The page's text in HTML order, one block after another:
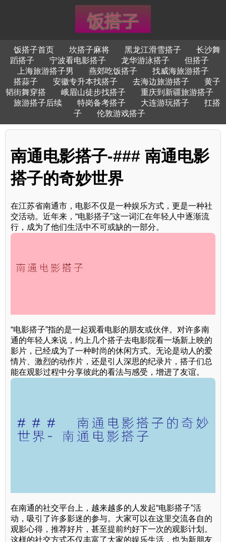
饭搭子首页 坎搭子麻将 黑龙江滑雪搭子
长沙舞
蹈搭子
宁波看电影搭子 龙华游泳搭子
但搭子
上海旅游搭子男
燕郊吃饭搭子
找威海旅游搭子
搭蒜子
安徽专升本找搭子 去海边旅游搭子
黄子
韬街舞穿搭
峨眉山徒步找搭子
重庆到新疆旅游搭子
旅游搭子后续
特岗备考搭子 大连游玩搭子
扛搭
子
伦敦游戏搭子
南通电影搭子-### 南通电影
搭子的奇妙世界
在江苏省南通市，电影不仅是一种娱乐方式，更是一种社
交活动。近年来，“电影搭子”这一词汇在年轻人中逐渐流
行，成为了他们生活中不可或缺的一部分。
“电影搭子”指的是一起观看电影的朋友或伙伴。对许多南
通的年轻人来说，约上几个搭子去电影院看一场新上映的
影片，已经成为了一种时尚的休闲方式。无论是动人的爱
情片、激烈的动作片，还是引人深思的纪录片，搭子们总
能在观影过程中分享彼此的看法与感受，增进了友谊。
在南通的社交平台上，越来越多的人发起“电影搭子”活
动，吸引了许多影迷的参与。大家可以在这里交流各自的
观影心得，推荐好片，甚至提前约好下一次的观影计划。
这样的社交方式不仅丰富了大家的娱乐生活，也为新朋友